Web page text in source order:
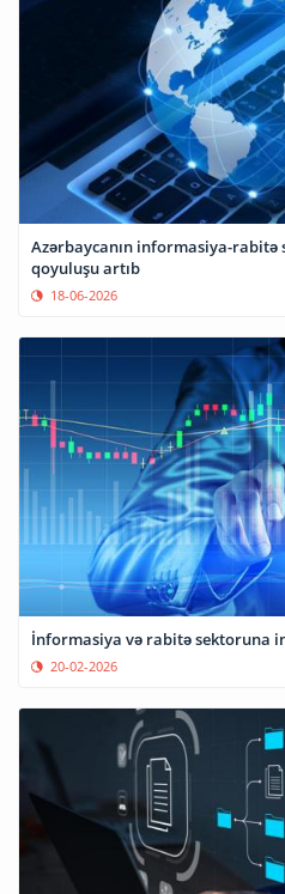
Azərbaycanın informasiya-rabitə
qoyuluşu artıb
18-06-2026
İnformasiya və rabitə sektoruna
20-02-2026